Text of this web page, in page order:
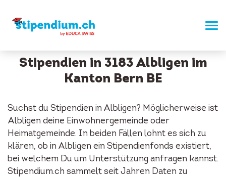
Stipendien in 3183 Albligen im
Kanton Bern BE
Suchst du Stipendien in Albligen? Möglicherweise ist
Albligen deine Einwohnergemeinde oder
Heimatgemeinde. In beiden Fällen lohnt es sich zu
klären, ob in Albligen ein Stipendienfonds existiert,
bei welchem Du um Unterstützung anfragen kannst.
Stipendium.ch sammelt seit Jahren Daten zu